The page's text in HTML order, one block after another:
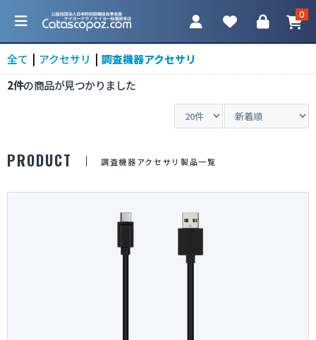
0
全て アクセサリ
調査機器アクセサリ
2件の商品が見つかりました
PRODUCT 調査機器アクセサリ製品一覧
防犯カメラ